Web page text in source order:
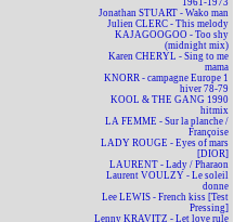
1961-1973
Jonathan STUART - Wako man
Julien CLERC - This melody
KAJAGOOGOO - Too shy
(midnight mix)
Karen CHERYL - Sing to me
mama
KNORR - campagne Europe 1
hiver 78-79
KOOL & THE GANG 1990
hitmix
LA FEMME - Sur la planche /
Françoise
LADY ROUGE - Eyes of mars
[DIOR]
LAURENT - Lady / Pharaon
Laurent VOULZY - Le soleil
donne
Lee LEWIS - French kiss [Test
Pressing]
Lenny KRAVITZ - Let love rule